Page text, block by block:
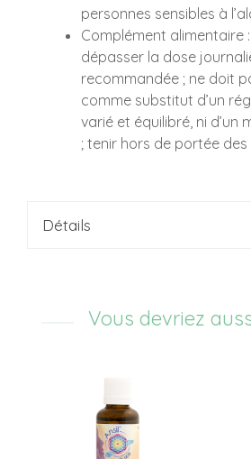
personnes sensibles à
Complément alimentaire
dépasser la dose
recommandée ; ne doit
comme substitut d’un
varié et équilibré, ni d’un
; tenir hors de portée
Détails
Vous devriez